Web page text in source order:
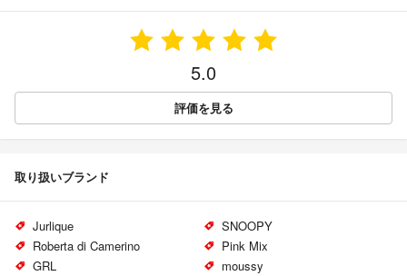
5.0
評価を見る
取り扱いブランド
Jurlique
SNOOPY
Roberta di Camerino
Pink Mix
GRL
moussy